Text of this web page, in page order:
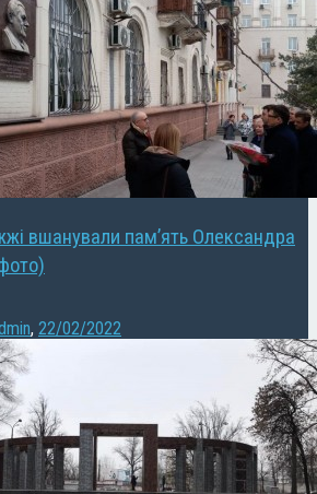
вшанували пам’ять Олександра
, 22/02/2022